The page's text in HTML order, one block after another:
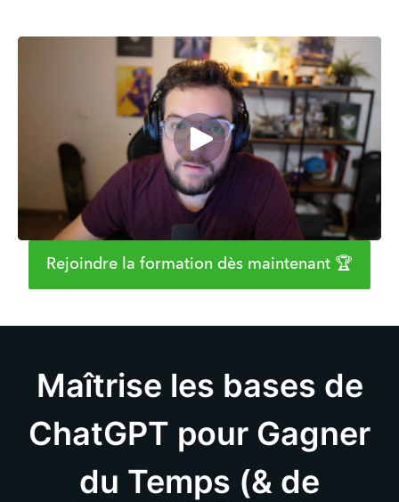
Rejoindre la formation dès maintenant 🏆
Maîtrise les bases de
ChatGPT pour Gagner
du Temps (& de